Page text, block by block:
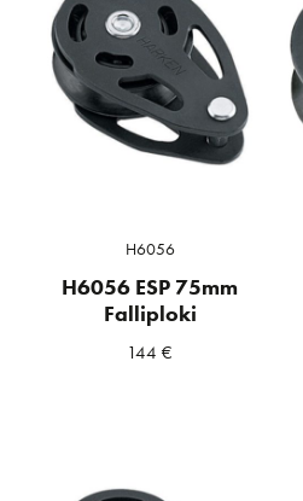
H6056
H6056 ESP 75mm
Falliploki
144€